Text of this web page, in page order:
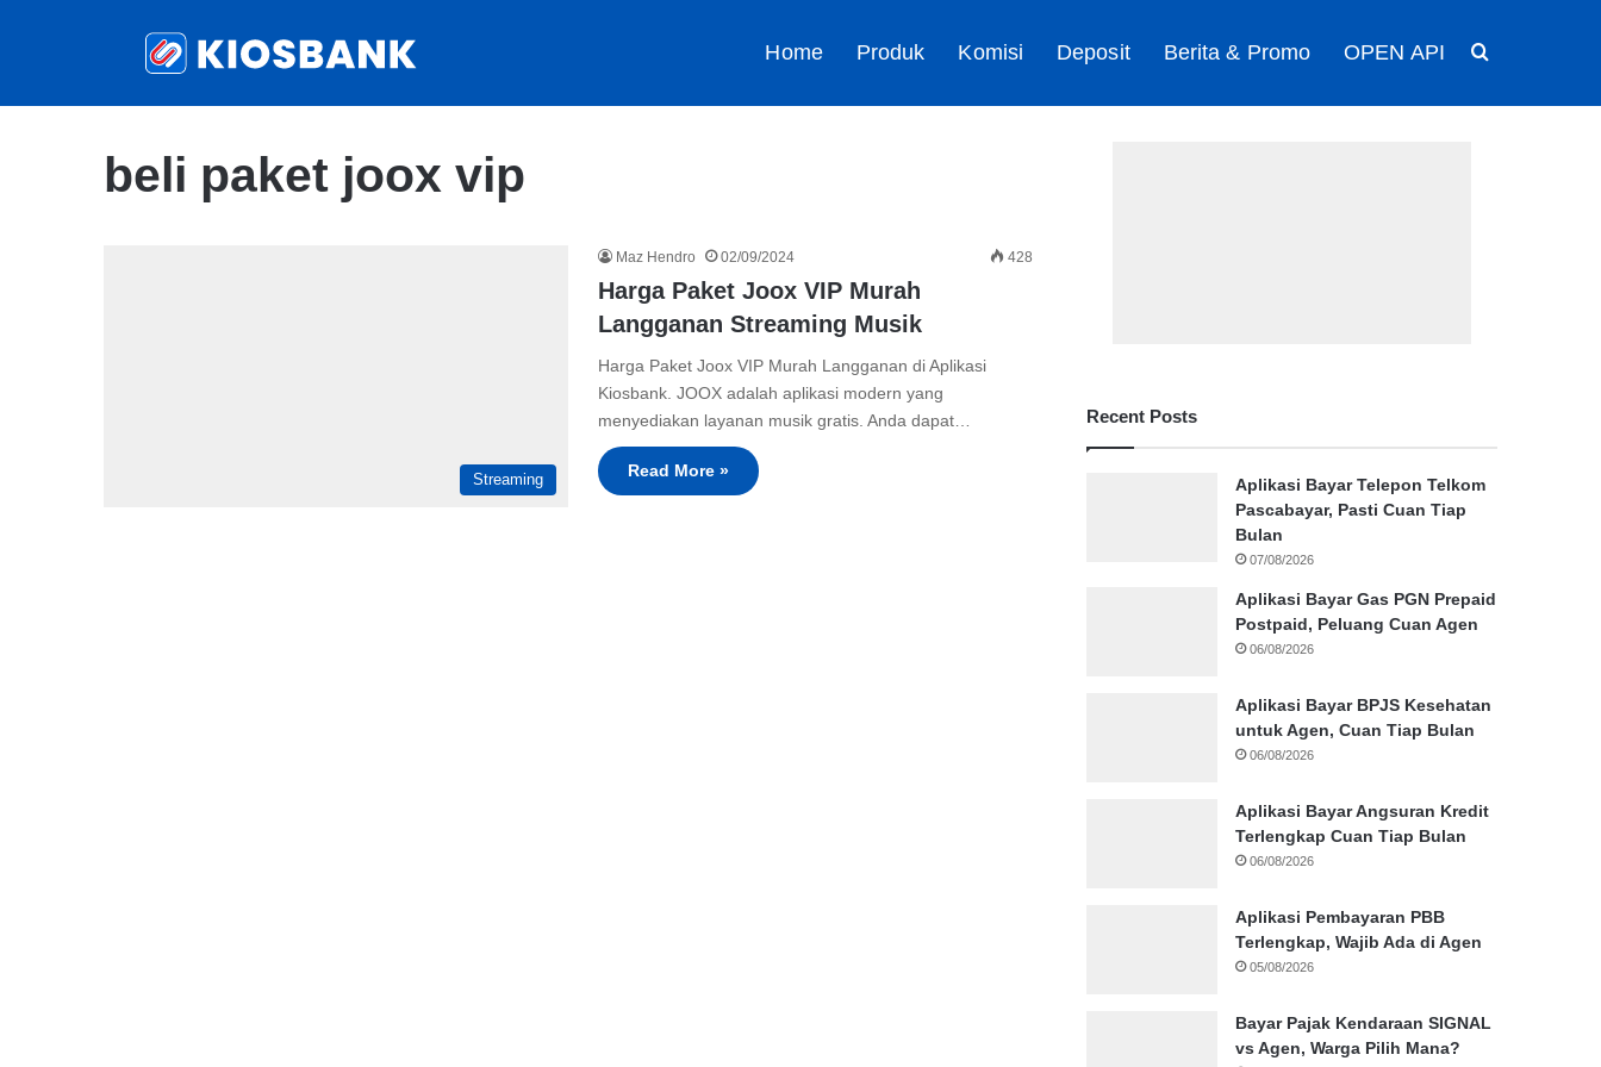
Home Produk Komisi Deposit Berita & Promo OPEN API
beli paket joox vip
Streaming
Maz Hendro 02/09/2024 428
Harga Paket Joox VIP Murah
Langganan Streaming Musik
Harga Paket Joox VIP Murah Langganan di Aplikasi
Kiosbank. JOOX adalah aplikasi modern yang
menyediakan layanan musik gratis. Anda dapat…
Read More »
Recent Posts
Aplikasi Bayar Telepon Telkom
Pascabayar, Pasti Cuan Tiap
Bulan
07/08/2026
Aplikasi Bayar Gas PGN Prepaid
Postpaid, Peluang Cuan Agen
06/08/2026
Aplikasi Bayar BPJS Kesehatan
untuk Agen, Cuan Tiap Bulan
06/08/2026
Aplikasi Bayar Angsuran Kredit
Terlengkap Cuan Tiap Bulan
06/08/2026
Aplikasi Pembayaran PBB
Terlengkap, Wajib Ada di Agen
05/08/2026
Bayar Pajak Kendaraan SIGNAL
vs Agen, Warga Pilih Mana?